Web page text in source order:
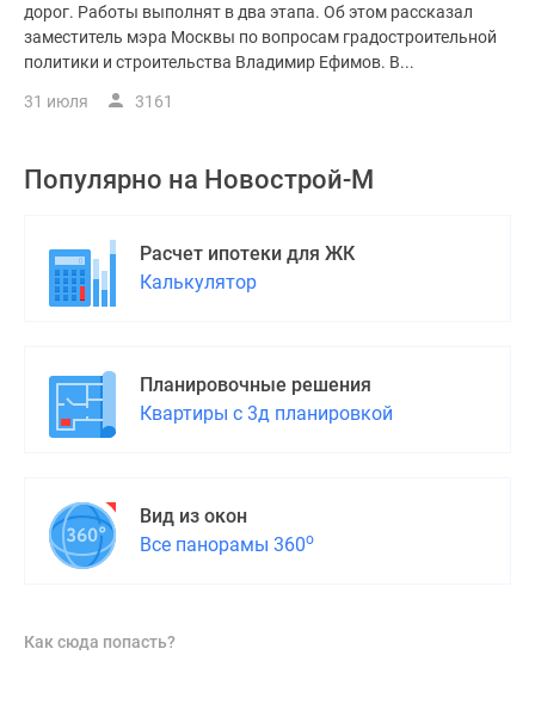
дорог. Работы выполнят в два этапа. Об этом рассказал
заместитель мэра Москвы по вопросам градостроительной
политики и строительства Владимир Ефимов. В...
31 июля 3161
Популярно на Новострой-М
Расчет ипотеки для ЖК
Калькулятор
Планировочные решения
Квартиры с 3д планировкой
Вид из окон
Все панорамы 360о
Как сюда попасть?